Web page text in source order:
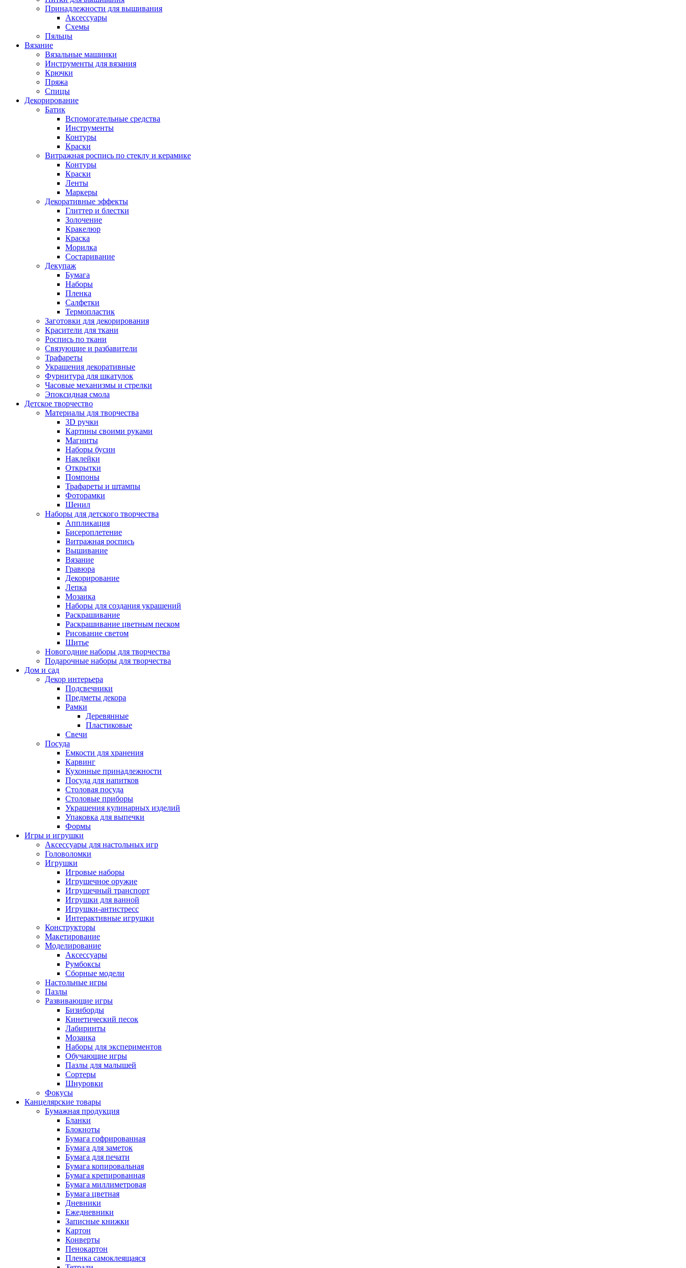
Принадлежности для вышивания
Аксессуары
Схемы
Пяльцы
Вязание
Вязальные машинки
Инструменты для вязания
Крючки
Пряжа
Спицы
Декорирование
Батик
Вспомогательные средства
Инструменты
Контуры
Краски
Витражная роспись по стеклу и керамике
Контуры
Краски
Ленты
Маркеры
Декоративные эффекты
Глиттер и блестки
Золочение
Кракелюр
Краска
Морилка
Состаривание
Декупаж
Бумага
Наборы
Пленка
Салфетки
Термопластик
Заготовки для декорирования
Красители для ткани
Роспись по ткани
Связующие и разбавители
Трафареты
Украшения декоративные
Фурнитура для шкатулок
Часовые механизмы и стрелки
Эпоксидная смола
Детское творчество
Материалы для творчества
3D ручки
Картины своими руками
Магниты
Наборы бусин
Наклейки
Открытки
Помпоны
Трафареты и штампы
Фоторамки
Шенил
Наборы для детского творчества
Аппликация
Бисероплетение
Витражная роспись
Вышивание
Вязание
Гравюра
Декорирование
Лепка
Мозаика
Наборы для создания украшений
Раскрашивание
Раскрашивание цветным песком
Рисование светом
Шитье
Новогодние наборы для творчества
Подарочные наборы для творчества
Дом и сад
Декор интерьера
Подсвечники
Предметы декора
Рамки
Деревянные
Пластиковые
Свечи
Посуда
Емкости для хранения
Карвинг
Кухонные принадлежности
Посуда для напитков
Столовая посуда
Столовые приборы
Украшения кулинарных изделий
Упаковка для выпечки
Формы
Игры и игрушки
Аксессуары для настольных игр
Головоломки
Игрушки
Игровые наборы
Игрушечное оружие
Игрушечный транспорт
Игрушки для ванной
Игрушки-антистресс
Интерактивные игрушки
Конструкторы
Макетирование
Моделирование
Аксессуары
Румбоксы
Сборные модели
Настольные игры
Пазлы
Развивающие игры
Бизиборды
Кинетический песок
Лабиринты
Мозаика
Наборы для экспериментов
Обучающие игры
Пазлы для малышей
Сортеры
Шнуровки
Фокусы
Канцелярские товары
Бумажная продукция
Бланки
Блокноты
Бумага гофрированная
Бумага для заметок
Бумага для печати
Бумага копировальная
Бумага крепированная
Бумага миллиметровая
Бумага цветная
Дневники
Ежедневники
Записные книжки
Картон
Конверты
Пенокартон
Пленка самоклеящаяся